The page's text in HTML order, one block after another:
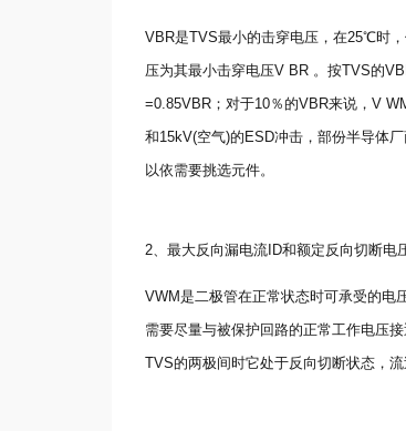
VBR是TVS最小的击穿电压，在25℃时
压为其最小击穿电压V BR 。按TVS的
=0.85VBR；对于10％的VBR来说，V
和15kV(空气)的ESD冲击，部份半导体
以依需要挑选元件。
2、最大反向漏电流ID和额定反向切断电
VWM是二极管在正常状态时可承受的电
需要尽量与被保护回路的正常工作电压
TVS的两极间时它处于反向切断状态，